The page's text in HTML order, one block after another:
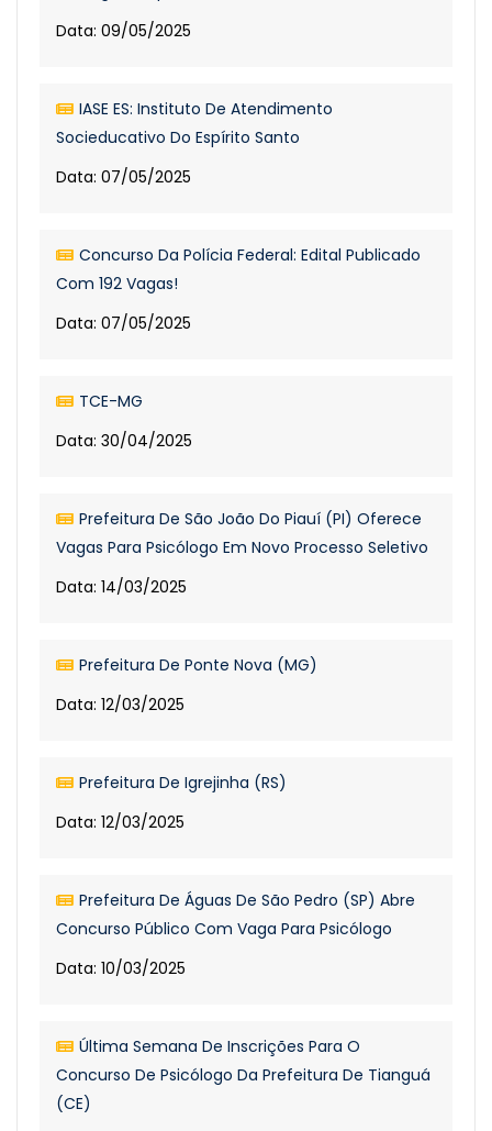
Data: 09/05/2025
IASE ES: Instituto De Atendimento
Socieducativo Do Espírito Santo
Data: 07/05/2025
Concurso Da Polícia Federal: Edital Publicado
Com 192 Vagas!
Data: 07/05/2025
TCE-MG
Data: 30/04/2025
Prefeitura De São João Do Piauí (PI) Oferece
Vagas Para Psicólogo Em Novo Processo Seletivo
Data: 14/03/2025
Prefeitura De Ponte Nova (MG)
Data: 12/03/2025
Prefeitura De Igrejinha (RS)
Data: 12/03/2025
Prefeitura De Águas De São Pedro (SP) Abre
Concurso Público Com Vaga Para Psicólogo
Data: 10/03/2025
Última Semana De Inscrições Para O
Concurso De Psicólogo Da Prefeitura De Tianguá
(CE)